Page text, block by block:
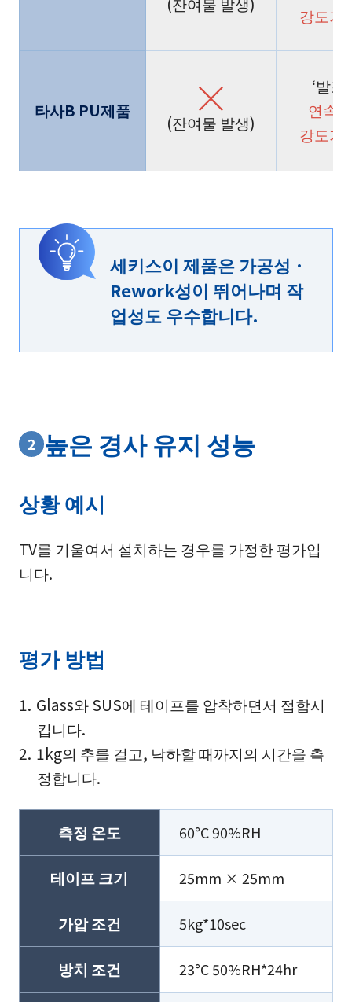
강도가
타사B PU제품
(잔여물 발생)
‘발포
연속
강도가
세키스이 제품은 가공성 ·
Rework성이 뛰어나며 작
업성도 우수합니다.
2 높은 경사 유지 성능
상황 예시
TV를 기울여서 설치하는 경우를 가정한 평가입
니다.
평가 방법
Glass와 SUS에 테이프를 압착하면서 접합시
킵니다.
1kg의 추를 걸고, 낙하할 때까지의 시간을 측
정합니다.
측정 온도 60°C 90%RH
테이프 크기 25mm × 25mm
가압 조건 5kg*10sec
방치 조건 23°C 50%RH*24hr